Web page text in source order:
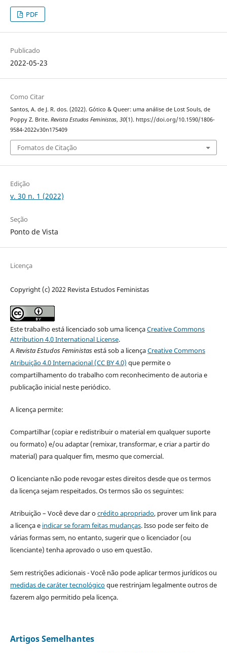
PDF
Publicado
2022-05-23
Como Citar
Santos, A. de J. R. dos. (2022). Gótico & Queer: uma análise de Lost Souls, de
Poppy Z. Brite. Revista Estudos Feministas, 30(1). https://doi.org/10.1590/1806-
9584-2022v30n175409
Fomatos de Citação
Edição
v. 30 n. 1 (2022)
Seção
Ponto de Vista
Licença
Copyright (c) 2022 Revista Estudos Feministas
Este trabalho está licenciado sob uma licençaCreative Commons
Attribution 4.0 International License.
ARevista Estudos Feministasestá sob a licençaCreative Commons
Atribuição 4.0 Internacional (CC BY 4.0) que permite o
compartilhamento do trabalho com reconhecimento de autoria e
publicação inicial neste periódico.
A licença permite:
Compartilhar (copiar e redistribuir o material em qualquer suporte
ou formato) e/ou adaptar (remixar, transformar, e criar a partir do
material) para qualquer fim, mesmo que comercial.
O licenciante não pode revogar estes direitos desde que os termos
da licença sejam respeitados. Os termos são os seguintes:
Atribuição – Você deve dar ocrédito apropriado, prover um link para
a licença e indicar se foram feitas mudanças. Isso pode ser feito de
várias formas sem, no entanto, sugerir que o licenciador (ou
licenciante) tenha aprovado o uso em questão.
Sem restrições adicionais - Você não pode aplicar termos jurídicos ou
medidas de caráter tecnológicoque restrinjam legalmente outros de
fazerem algo permitido pela licença.
Artigos Semelhantes